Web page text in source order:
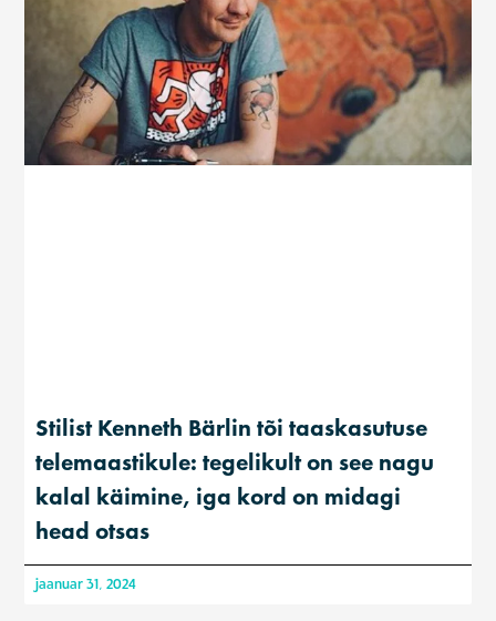
Stilist Kenneth Bärlin tõi taaskasutuse
telemaastikule: tegelikult on see nagu
kalal käimine, iga kord on midagi
head otsas
jaanuar 31, 2024